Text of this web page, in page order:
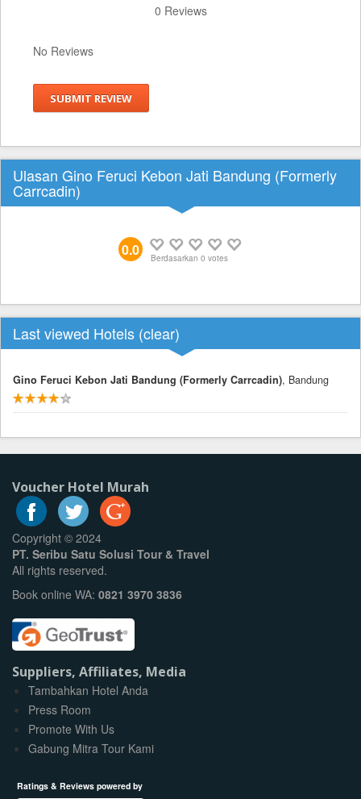
0 Reviews
No Reviews
SUBMIT REVIEW
Ulasan Gino Feruci Kebon Jati Bandung (Formerly
Carrcadin)
0.0 Berdasarkan 0 votes
Last viewed Hotels (clear)
Gino Feruci Kebon Jati Bandung (Formerly Carrcadin), Bandung
Voucher Hotel Murah
Copyright © 2024
PT. Seribu Satu Solusi Tour & Travel
All rights reserved.
Book online WA: 0821 3970 3836
Suppliers, Affiliates, Media
Tambahkan Hotel Anda
Press Room
Promote With Us
Gabung Mitra Tour Kami
Ratings & Reviews powered by